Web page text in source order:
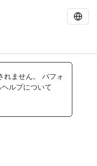
れません。 パフォ
ルプについて